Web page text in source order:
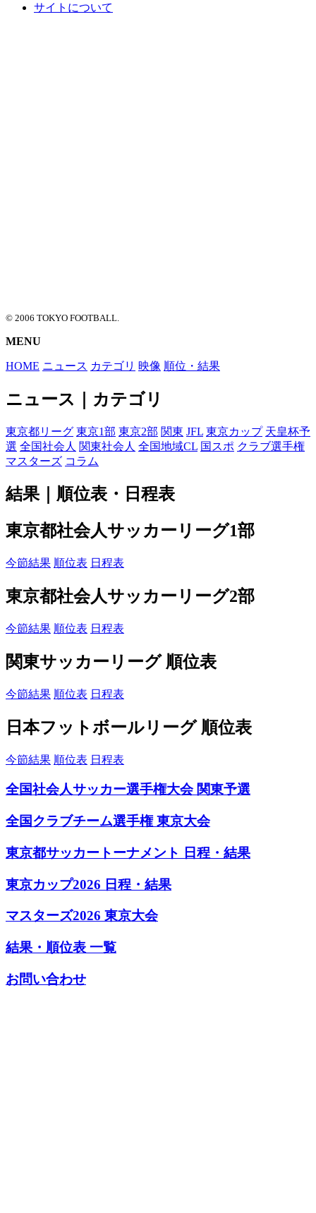
サイトについて
© 2006 TOKYO FOOTBALL.
MENU
HOME ニュース カテゴリ 映像 順位・結果
ニュース｜カテゴリ
東京都リーグ 東京1部 東京2部 関東 JFL 東京カップ 天皇杯予
選 全国社会人 関東社会人 全国地域CL 国スポ クラブ選手権
マスターズ コラム
結果｜順位表・日程表
東京都社会人サッカーリーグ1部
今節結果 順位表 日程表
東京都社会人サッカーリーグ2部
今節結果 順位表 日程表
関東サッカーリーグ 順位表
今節結果 順位表 日程表
日本フットボールリーグ 順位表
今節結果 順位表 日程表
全国社会人サッカー選手権大会 関東予選
全国クラブチーム選手権 東京大会
東京都サッカートーナメント 日程・結果
東京カップ2026 日程・結果
マスターズ2026 東京大会
結果・順位表 一覧
お問い合わせ